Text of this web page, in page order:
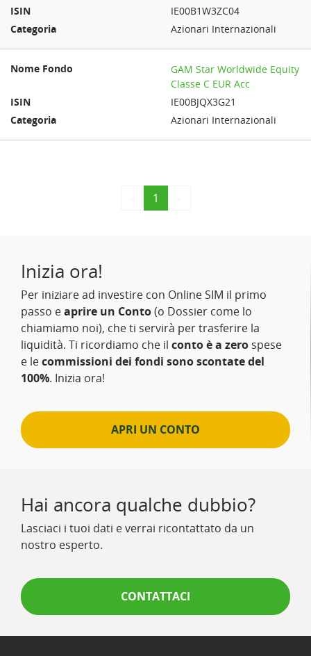
IE00B1W3ZC04
Azionari Internazionali
GAM Star Worldwide Equity
Classe C EUR Acc
IE00BJQX3G21
Azionari Internazionali
1
Inizia ora!
Per iniziare ad investire con Online SIM il primo
passo eaprire un Conto(o Dossier come lo
chiamiamo noi), che ti servirà per trasferire la
liquidità. Ti ricordiamo che il conto è a zero spese
e lecommissioni dei fondi sono scontate del
100%. Inizia ora!
APRI UN CONTO
Hai ancora qualche dubbio?
Lasciaci i tuoi dati e verrai ricontattato da un
nostro esperto.
CONTATTACI